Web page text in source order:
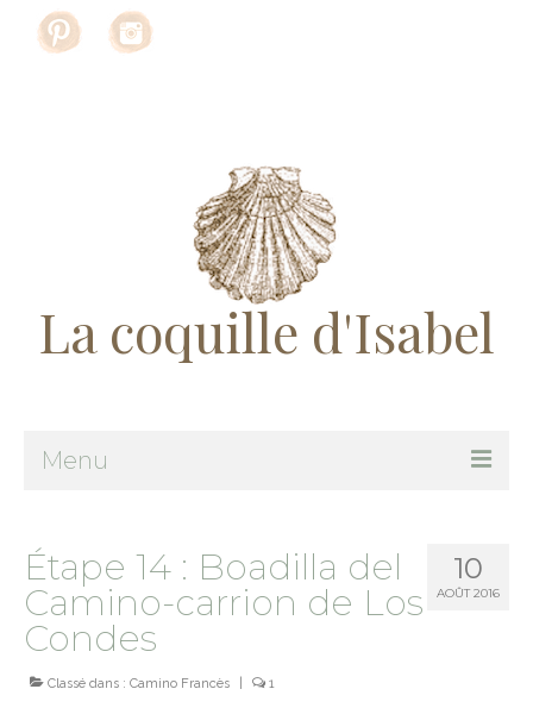
La coquille d'Isabel
Menu
camino norte
chemin de Montaigne
10
AOÛT 2016
Étape 14 : Boadilla del
Camino-carrion de Los
Condes
Classé dans : Camino Francès 1